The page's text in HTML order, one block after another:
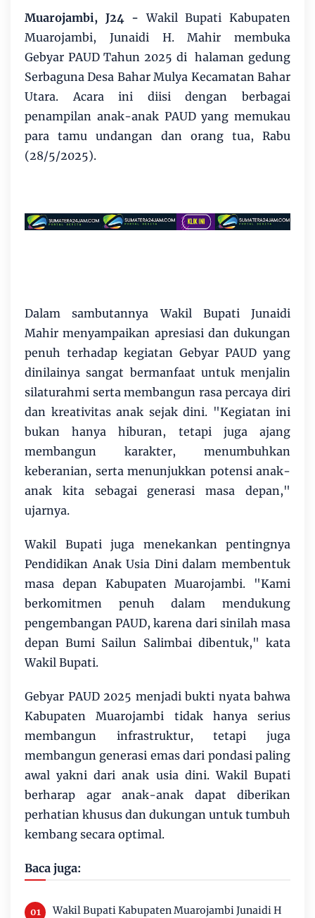
Muarojambi, J24 - Wakil Bupati Kabupaten
Muarojambi, Junaidi H. Mahir membuka
Gebyar PAUD Tahun 2025 di halaman gedung
Serbaguna Desa Bahar Mulya Kecamatan Bahar
Utara. Acara ini diisi dengan berbagai
penampilan anak-anak PAUD yang memukau
para tamu undangan dan orang tua, Rabu
(28/5/2025).
Dalam sambutannya Wakil Bupati Junaidi
Mahir menyampaikan apresiasi dan dukungan
penuh terhadap kegiatan Gebyar PAUD yang
dinilainya sangat bermanfaat untuk menjalin
silaturahmi serta membangun rasa percaya diri
dan kreativitas anak sejak dini. "Kegiatan ini
bukan hanya hiburan, tetapi juga ajang
membangun karakter, menumbuhkan
keberanian, serta menunjukkan potensi anak-
anak kita sebagai generasi masa depan,"
ujarnya.
Wakil Bupati juga menekankan pentingnya
Pendidikan Anak Usia Dini dalam membentuk
masa depan Kabupaten Muarojambi. "Kami
berkomitmen penuh dalam mendukung
pengembangan PAUD, karena dari sinilah masa
depan Bumi Sailun Salimbai dibentuk," kata
Wakil Bupati.
Gebyar PAUD 2025 menjadi bukti nyata bahwa
Kabupaten Muarojambi tidak hanya serius
membangun infrastruktur, tetapi juga
membangun generasi emas dari pondasi paling
awal yakni dari anak usia dini. Wakil Bupati
berharap agar anak-anak dapat diberikan
perhatian khusus dan dukungan untuk tumbuh
kembang secara optimal.
Baca juga:
Wakil Bupati Kabupaten Muarojambi Junaidi H